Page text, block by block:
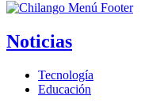
Noticias
Tecnología
Educación